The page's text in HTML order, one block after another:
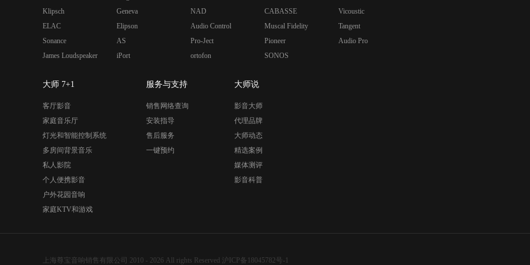
Klipsch
ELAC
Sonance
James Loudspeaker
Geneva
Elipson
AS
iPort
NAD
Audio Control
Pro-Ject
ortofon
CABASSE
Muscal Fidelity
Pioneer
SONOS
Vicoustic
Tangent
Audio Pro
大师 7+1
客厅影音
家庭音乐厅
灯光和智能控制系统
多房间背景音乐
私人影院
个人便携影音
户外花园音响
家庭KTV和游戏
服务与支持
销售网络查询
安装指导
售后服务
一键预约
大师说
影音大师
代理品牌
大师动态
精选案例
媒体测评
影音科普
上海尊宝音响销售有限公司 2010 - 2026 All rights Reserved 沪ICP备18045782号-1